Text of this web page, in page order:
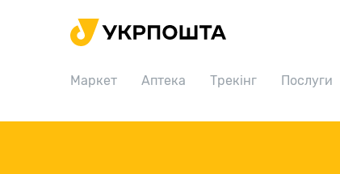
Маркет Аптека Трекінг Послуги
Головна
Аптека
Трекінг